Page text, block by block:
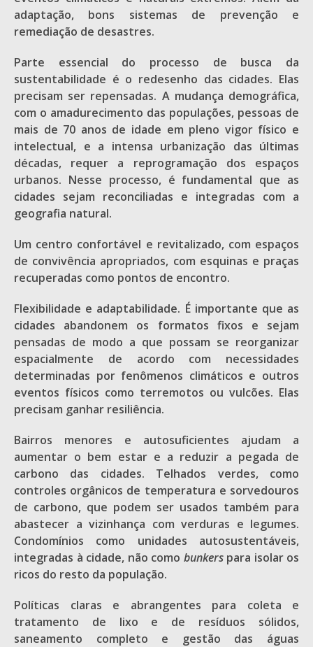
adaptação, bons sistemas de prevenção e
remediação de desastres.
Parte essencial do processo de busca da
sustentabilidade é o redesenho das cidades. Elas
precisam ser repensadas. A mudança demográfica,
com o amadurecimento das populações, pessoas de
mais de 70 anos de idade em pleno vigor físico e
intelectual, e a intensa urbanização das últimas
décadas, requer a reprogramação dos espaços
urbanos. Nesse processo, é fundamental que as
cidades sejam reconciliadas e integradas com a
geografia natural.
Um centro confortável e revitalizado, com espaços
de convivência apropriados, com esquinas e praças
recuperadas como pontos de encontro.
Flexibilidade e adaptabilidade. É importante que as
cidades abandonem os formatos fixos e sejam
pensadas de modo a que possam se reorganizar
espacialmente de acordo com necessidades
determinadas por fenômenos climáticos e outros
eventos físicos como terremotos ou vulcões. Elas
precisam ganhar resiliência.
Bairros menores e autosuficientes ajudam a
aumentar o bem estar e a reduzir a pegada de
carbono das cidades. Telhados verdes, como
controles orgânicos de temperatura e sorvedouros
de carbono, que podem ser usados também para
abastecer a vizinhança com verduras e legumes.
Condomínios como unidades autosustentáveis,
integradas à cidade, não como bunkerspara isolar os
ricos do resto da população.
Políticas claras e abrangentes para coleta e
tratamento de lixo e de resíduos sólidos,
saneamento completo e gestão das águas